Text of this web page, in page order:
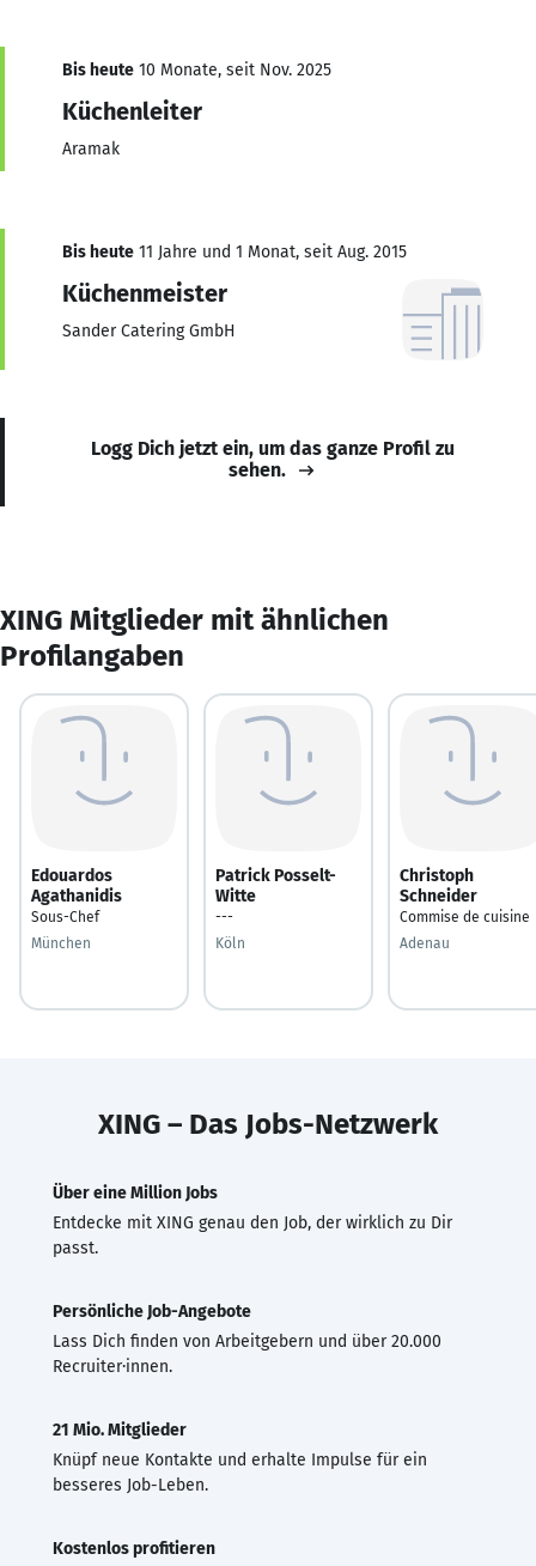
Bis heute 10 Monate, seit Nov. 2025
Küchenleiter
Aramak
Bis heute 11 Jahre und 1 Monat, seit Aug. 2015
Küchenmeister
Sander Catering GmbH
Logg Dich jetzt ein, um das ganze Profil zu
sehen.
XING Mitglieder mit ähnlichen
Profilangaben
Edouardos
Agathanidis
Sous-Chef
München
Patrick Posselt-
Witte
---
Köln
Christoph
Schneider
Commise de cuisine
Adenau
XING – Das Jobs-Netzwerk
Über eine Million Jobs
Entdecke mit XING genau den Job, der wirklich zu Dir
passt.
Persönliche Job-Angebote
Lass Dich finden von Arbeitgebern und über 20.000
Recruiter·innen.
21 Mio. Mitglieder
Knüpf neue Kontakte und erhalte Impulse für ein
besseres Job-Leben.
Kostenlos profitieren